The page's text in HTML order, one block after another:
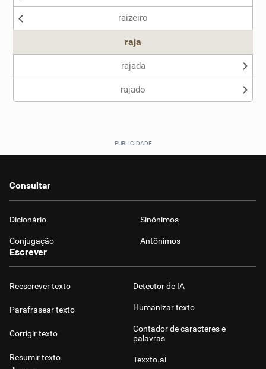
Conexões
Dicionário
raizeiro
raja
rajada
rajado
Consultar
Dicionário Sinônimos
Conjugação Antônimos
Escrever
Reescrever texto
Parafrasear texto
Corrigir texto
Resumir texto
Detector de IA
Humanizar texto
Contador de caracteres e
palavras
Texxto.ai